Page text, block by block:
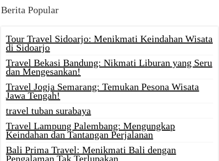
Berita Popular
Tour Travel Sidoarjo: Menikmati Keindahan Wisata
di Sidoarjo
Travel Bekasi Bandung: Nikmati Liburan yang Seru
dan Mengesankan!
Travel Jogja Semarang: Temukan Pesona Wisata
Jawa Tengah!
travel tuban surabaya
Travel Lampung Palembang: Mengungkap
Keindahan dan Tantangan Perjalanan
Bali Prima Travel: Menikmati Bali dengan
Pengalaman Tak Terlupakan